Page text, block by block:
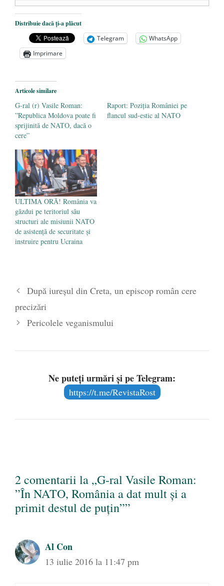
Socialiștii, marii favoriți ai alegerilor
locale din Republica Moldova - 13
octombrie 2019
Socialiștii presează ACUM pentru un
Republicii Moldova
Bătălia pentru controlul Europei se dă la
Tiraspol - 30 iulie 2017
Distribuie dacă ți-a plăcut
Telegram
WhatsApp
Imprimare
Articole similare
G-ral (r) Vasile Roman:
”Republica Moldova poate fi
sprijinită de NATO, dacă o
cere”
Raport: Poziția României pe
flancul sud-estic al NATO
ULTIMA ORĂ! România va
găzdui pe teritoriul său
structuri ale misiunii NATO
de asistență de securitate și
instruire pentru Ucraina
După iureșul din Creta, un episcop român cere
precizări
Pericolele veganismului
Ne puteți urmări și pe Telegram:
https://t.me/RevistaRost
2 comentarii la „G-ral Vasile Roman:
”În NATO, România a dat mult și a
primit destul de puțin””
Al Con
13 iulie 2016 la 11:47 pm